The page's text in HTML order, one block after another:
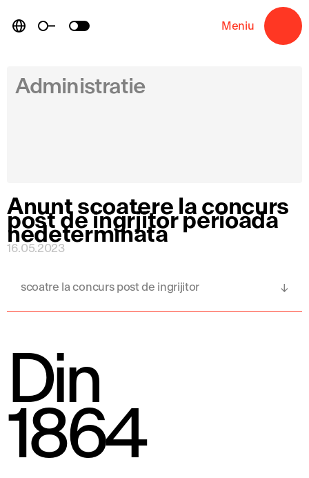
content
Meniu
Administratie
Anunt scoatere la concurs
post de ingrjitor perioada
nedeterminata
16.05.2023
scoatre la concurs post de ingrijitor
Din
1864